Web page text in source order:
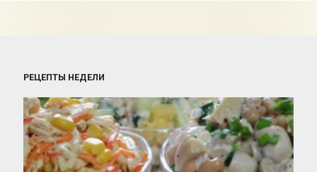
РЕЦЕПТЫ НЕДЕЛИ